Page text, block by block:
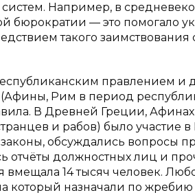
Например, в
— это помогало
такого
правлением
Рим в период
В Древней Греции, Афинах
и рабов) было участие
обсуждались вопросы
отчёты должностных лиц и
14 тысяч человек.
который назначали по